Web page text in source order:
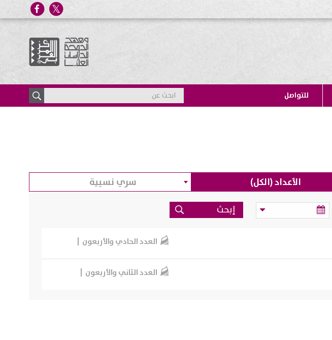
للتواصل
الأعداد (الكل)
سري نسيبة
العدد الحادي والأربعون
العدد الثاني والأربعون